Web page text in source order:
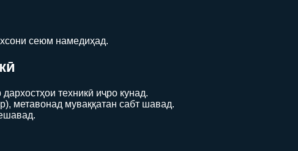
сеюм намедиҳад.
техникӣ иҷро кунад.
метавонад муваққатан сабт шавад.